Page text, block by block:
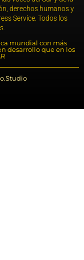
derechos humanos y
Service. Todos los
mundial con más
desarrollo que en los